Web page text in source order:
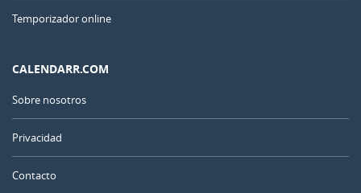
Temporizador online
CALENDARR.COM
Sobre nosotros
Privacidad
Contacto